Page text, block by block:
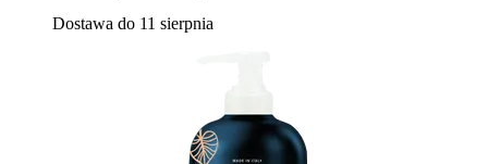
Dostawa do 11 sierpnia